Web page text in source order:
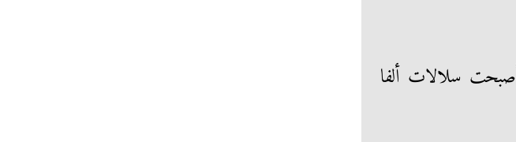
أصبحت سلالات ألفا